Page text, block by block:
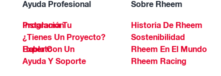
Ayuda Profesional
Programa Tu Instalación
¿Tienes Un Proyecto?
Habla Con Un Experto
Ayuda Y Soporte
Sobre Rheem
Historia De Rheem
Sostenibilidad
Rheem En El Mundo
Rheem Racing